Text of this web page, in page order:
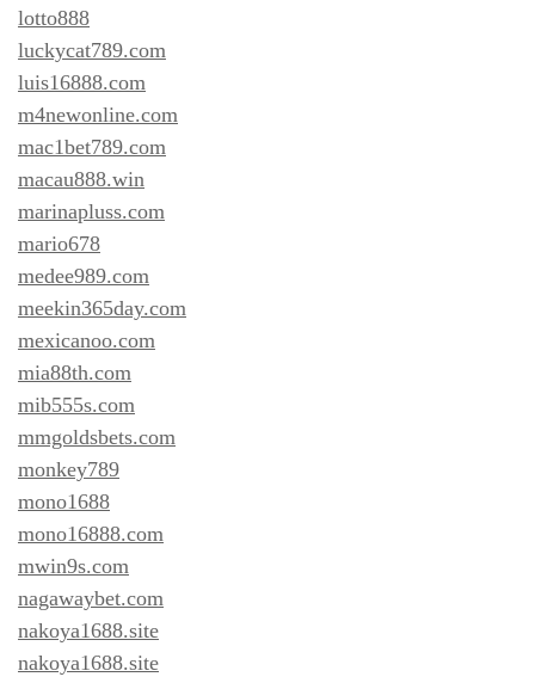
lotto888
luckycat789.com
luis16888.com
m4newonline.com
mac1bet789.com
macau888.win
marinapluss.com
mario678
medee989.com
meekin365day.com
mexicanoo.com
mia88th.com
mib555s.com
mmgoldsbets.com
monkey789
mono1688
mono16888.com
mwin9s.com
nagawaybet.com
nakoya1688.site
nakoya1688.site